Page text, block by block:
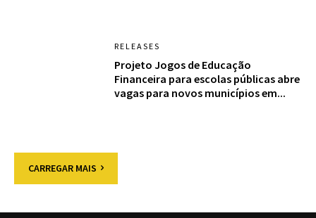
RELEASES
Projeto Jogos de Educação
Financeira para escolas públicas abre
vagas para novos municípios em...
CARREGAR MAIS